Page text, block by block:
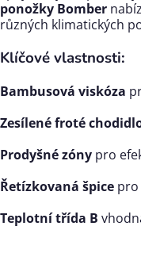
ponožky Bomber
různých klimatických
Klíčové vlastnosti:
Bambusová viskóza
Zesílené froté
Prodyšné zóny pro
Řetízkovaná špice pro
Teplotní třída B